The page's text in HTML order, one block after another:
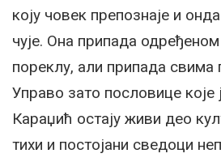
коју човек препознаје и
чује. Она припада
пореклу, али припада свима
Управо зато пословице које
Караџић остају живи део
тихи и постојани сведоци